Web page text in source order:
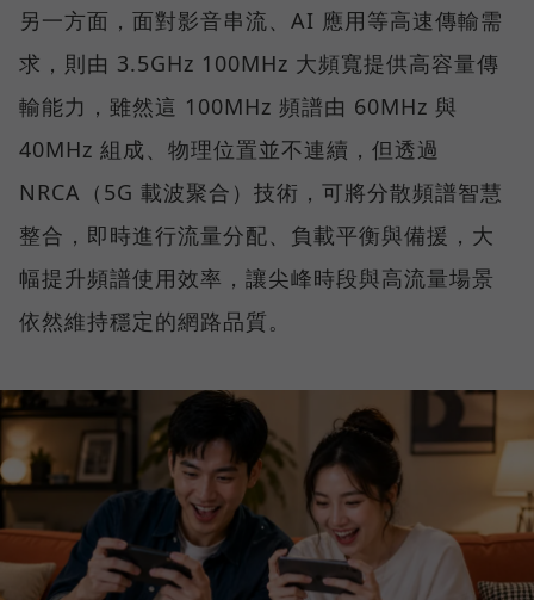
另一方面，面對影音串流、AI 應用等高速傳輸需
求，則由 3.5GHz 100MHz 大頻寬提供高容量傳
輸能力，雖然這 100MHz 頻譜由 60MHz 與
40MHz 組成、物理位置並不連續，但透過
NRCA（5G 載波聚合）技術，可將分散頻譜智慧
整合，即時進行流量分配、負載平衡與備援，大
幅提升頻譜使用效率，讓尖峰時段與高流量場景
依然維持穩定的網路品質。